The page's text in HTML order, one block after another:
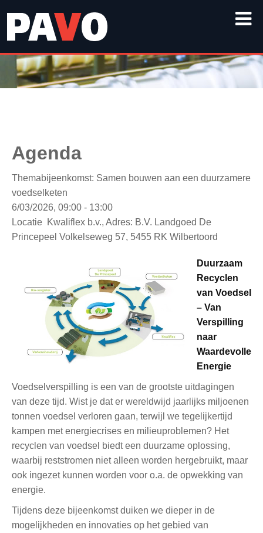
Agenda
Themabijeenkomst: Samen bouwen aan een duurzamere
voedselketen
6/03/2026, 09:00 - 13:00
Locatie Kwaliflex b.v., Adres: B.V. Landgoed De
Princepeel Volkelseweg 57, 5455 RK Wilbertoord
Duurzaam
Recyclen
van Voedsel
– Van
Verspilling
naar
Waardevolle
Energie
Voedselverspilling is een van de grootste uitdagingen
van deze tijd. Wist je dat er wereldwijd jaarlijks miljoenen
tonnen voedsel verloren gaan, terwijl we tegelijkertijd
kampen met energiecrises en milieuproblemen? Het
recyclen van voedsel biedt een duurzame oplossing,
waarbij reststromen niet alleen worden hergebruikt, maar
ook ingezet kunnen worden voor o.a. de opwekking van
energie.
Tijdens deze bijeenkomst duiken we dieper in de
mogelijkheden en innovaties op het gebied van